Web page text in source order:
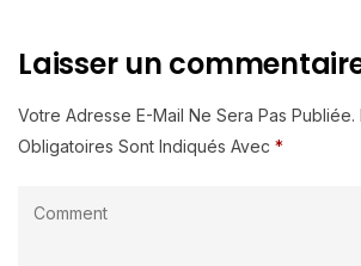
Laisser un
Votre Adresse E-Mail Ne Sera Pas Publiée.
Obligatoires Sont Indiqués Avec *